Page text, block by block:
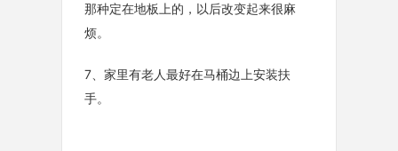
那种定在地板上的，以后改变起来很麻
烦。
7、家里有老人最好在马桶边上安装扶
手。